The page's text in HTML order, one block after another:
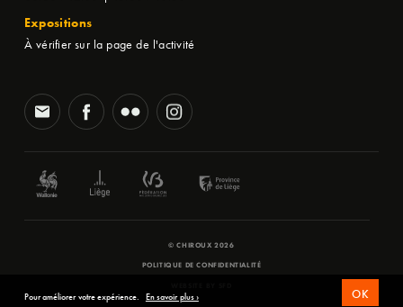
Expositions
À vérifier sur la page de l'activité
© CHIROUX 2026
POLITIQUE DE CONFIDENTIALITÉ
Pour améliorer votre expérience. En savoir plus › OK